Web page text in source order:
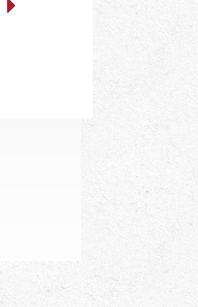
Bostik